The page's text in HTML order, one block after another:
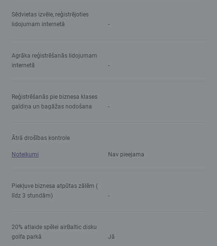
Sēdvietas izvēle, reģistrējoties
lidojumam internetā
-
Agrāka reģistrēšanās lidojumam
internetā
-
Reģistrēšanās pie biznesa klases
galdiņa un bagāžas nodošana
-
Ātrā drošības kontrole
Noteikumi Nav pieejama
Piekļuve biznesa atpūtas zālēm (
līdz 3 stundām)
-
20% atlaide spēlei airBaltic disku
golfa parkā
Jā